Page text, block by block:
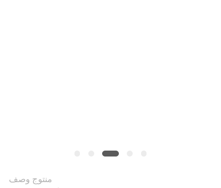
منتوج وصف